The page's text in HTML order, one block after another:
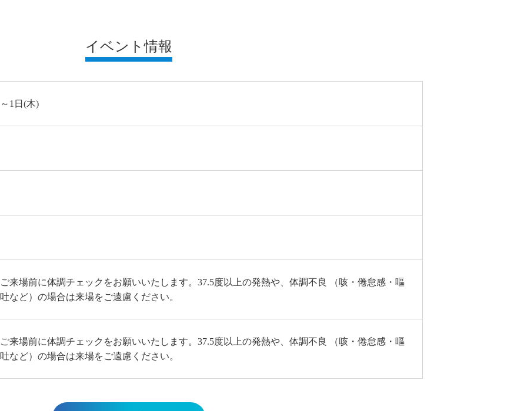
イベント情報
～1日(木)
ご来場前に体調チェックをお願いいたします。37.5度以上の発熱や、体調不良 （咳・倦怠感・嘔
吐など）の場合は来場をご遠慮ください。
ご来場前に体調チェックをお願いいたします。37.5度以上の発熱や、体調不良 （咳・倦怠感・嘔
吐など）の場合は来場をご遠慮ください。